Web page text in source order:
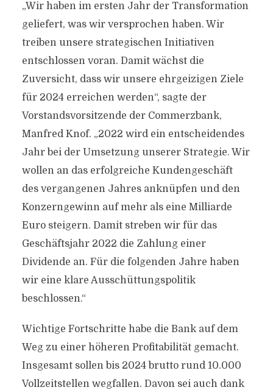
„Wir haben im ersten Jahr der Transformation
geliefert, was wir versprochen haben. Wir
treiben unsere strategischen Initiativen
entschlossen voran. Damit wächst die
Zuversicht, dass wir unsere ehrgeizigen Ziele
für 2024 erreichen werden“, sagte der
Vorstandsvorsitzende der Commerzbank,
Manfred Knof. „2022 wird ein entscheidendes
Jahr bei der Umsetzung unserer Strategie. Wir
wollen an das erfolgreiche Kundengeschäft
des vergangenen Jahres anknüpfen und den
Konzerngewinn auf mehr als eine Milliarde
Euro steigern. Damit streben wir für das
Geschäftsjahr 2022 die Zahlung einer
Dividende an. Für die folgenden Jahre haben
wir eine klare Ausschüttungspolitik
beschlossen.“
Wichtige Fortschritte habe die Bank auf dem
Weg zu einer höheren Profitabilität gemacht.
Insgesamt sollen bis 2024 brutto rund 10.000
Vollzeitstellen wegfallen. Davon sei auch dank